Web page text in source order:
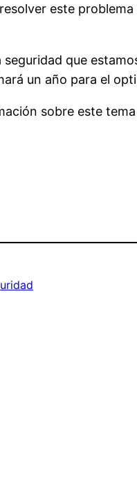
este
seguridad que
un año para el
sobre este